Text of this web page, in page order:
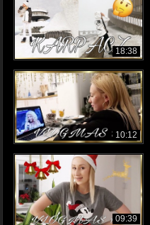
18:38
10:12
09:39